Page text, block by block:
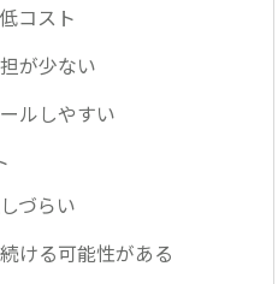
コスト
が少ない
ルしやすい
づらい
ける可能性がある